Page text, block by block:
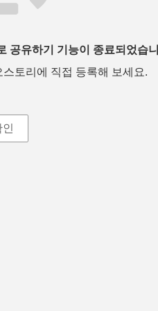
공유하기 기능이 종료되었습
토리에 직접 등록해 보세요.